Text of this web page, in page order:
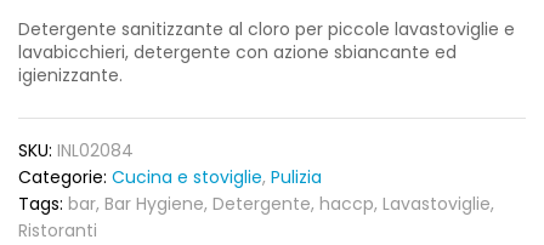
Detergente sanitizzante al cloro per piccole lavastoviglie e
lavabicchieri, detergente con azione sbiancante ed
igienizzante.
SKU: INL02084
Categorie: Cucina e stoviglie, Pulizia
Tags: bar, Bar Hygiene, Detergente, haccp, Lavastoviglie,
Ristoranti